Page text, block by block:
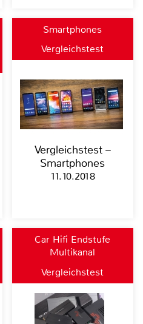
Smartphones
Vergleichstest
Vergleichstest –
Smartphones
11.10.2018
Car Hifi Endstufe
Multikanal
Vergleichstest